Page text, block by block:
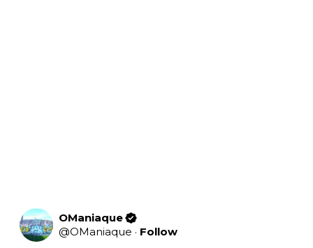
OManiaque
@OManiaque · Follow